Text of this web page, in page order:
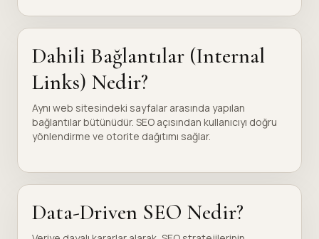
Dahili Bağlantılar (Internal
Links) Nedir?
Aynı web sitesindeki sayfalar arasında yapılan
bağlantılar bütünüdür. SEO açısından kullanıcıyı doğru
yönlendirme ve otorite dağıtımı sağlar.
Data-Driven SEO Nedir?